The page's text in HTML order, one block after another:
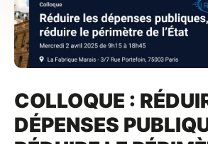
COLLOQUE :
DÉPENSES